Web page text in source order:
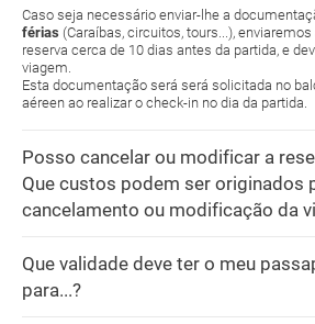
Caso seja necessário enviar-lhe a
férias (Caraíbas, circuitos, tours...),
reserva cerca de 10 dias antes da partida, e
viagem.
Esta documentação será será solicitada no
aéreen ao realizar o check-in no dia da partida.
Posso cancelar ou modificar a
Que custos podem ser originados
cancelamento ou modificação da
Que validade deve ter o meu
para...?